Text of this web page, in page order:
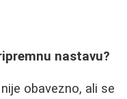
nastavu?
obavezno, ali se